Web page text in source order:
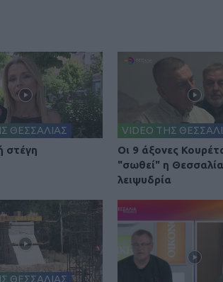
ΘΕΣΣΑΛΙΑΣ
στέγη
VIDEO ΤΗΣ
Οι 9 άξονες
"σωθεί" η
λειψυδρία
ΘΕΣΣΑΛΙΑΣ